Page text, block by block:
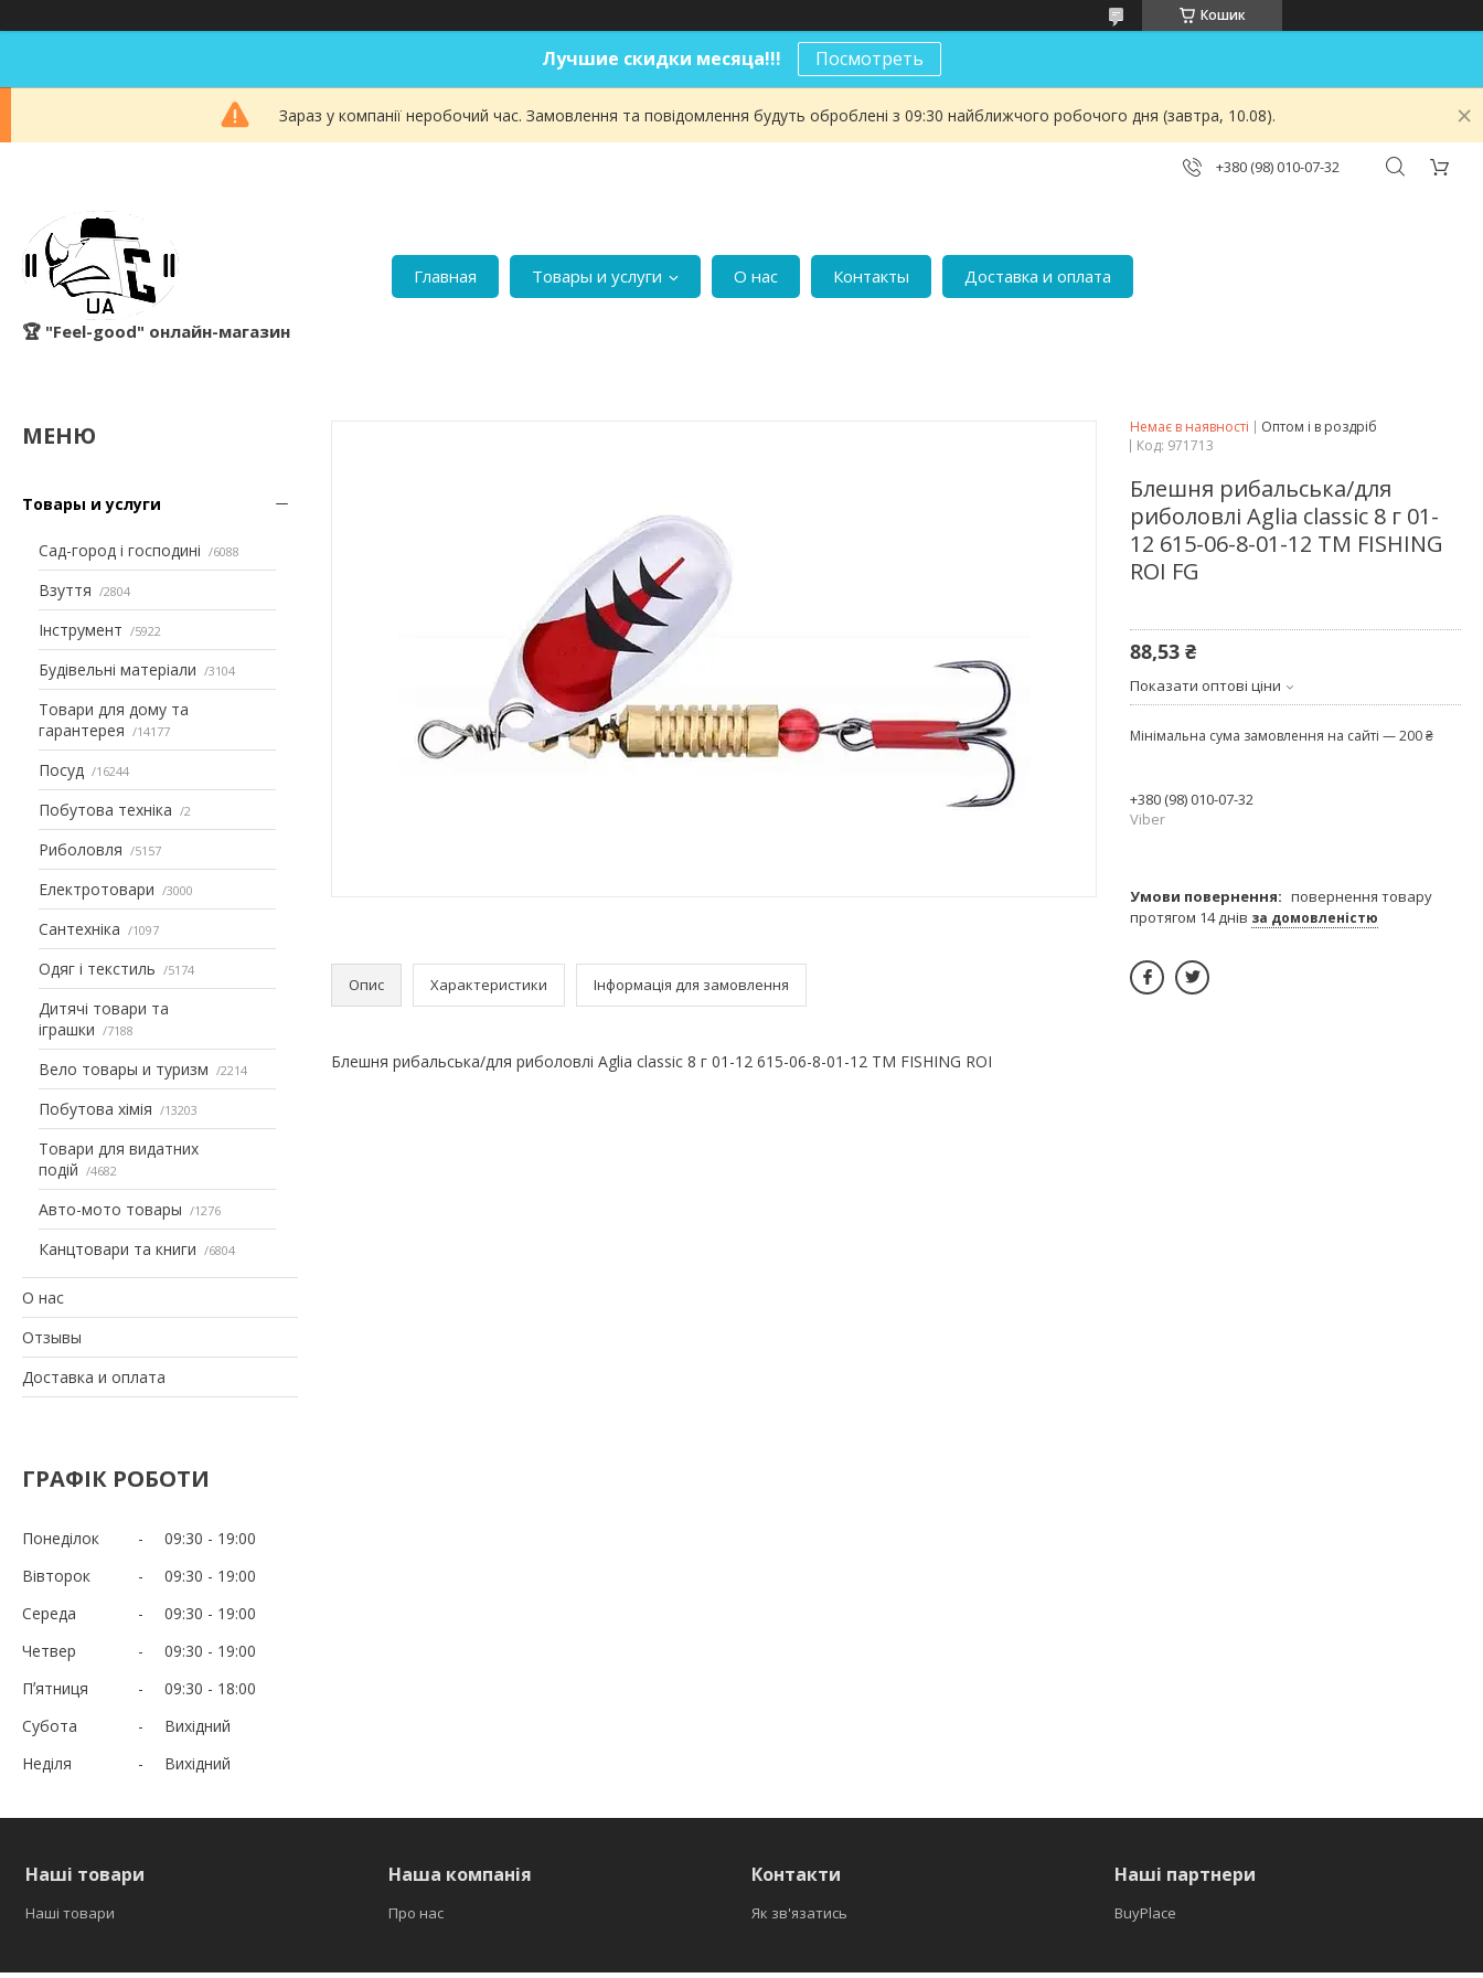
Кошик
Лучшие скидки месяца!!! Посмотреть
Зараз у компанії неробочий час. Замовлення та повідомлення будуть оброблені з 09:30 найближчого робочого дня (завтра, 10.08).
+380 (98) 010-07-32
🏆 "Feel-good" онлайн-магазин
Главная Товары и услуги О нас Контакты Доставка и оплата
Товары и услуги
Сад-город і господині 6088
Взуття 2804
Інструмент 5922
Будівельні матеріали 3104
Товари для дому та
гарантерея
14177
Посуд 16244
Побутова техніка 2
Риболовля 5157
Електротовари 3000
Сантехніка 1097
Одяг і текстиль 5174
Дитячі товари та
іграшки
7188
Вело товары и туризм 2214
Побутова хімія 13203
Товари для видатних
подій
4682
Авто-мото товары 1276
Канцтовари та книги 6804
О нас
Отзывы
Доставка и оплата
ГРАФІК РОБОТИ
Понеділок 09:30
19:00
Вівторок
09:30
19:00
Середа
09:30
19:00
Четвер
09:30
19:00
Пʼятниця
09:30
18:00
Субота
Вихідний
Неділя
Вихідний
Опис Характеристики Інформація для замовлення
Блешня рибальська/для риболовлі Aglia classic 8 г 01-12 615-06-8-01-12 ТМ FISHING ROI
Немає в наявності
Оптом і в роздріб
Код: 971713
Блешня рибальська/для
риболовлі Aglia classic 8 г 01-
12 615-06-8-01-12 ТМ FISHING
ROI FG
88,53 ₴
Показати оптові ціни
Мінімальна сума замовлення на сайті — 200 ₴
+380 (98) 010-07-32
Viber
повернення товару
протягом 14 днів за домовленістю
Наші товари
Наші товари
Наша компанія
Про нас
Контакти
Як зв'язатись
Наші партнери
BuyPlace